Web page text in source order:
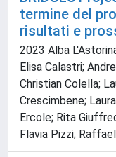
termine del
risultati e
2023 Alba
Elisa Calastri;
Christian Colella;
Crescimbene;
Ercole; Rita
Flavia Pizzi;